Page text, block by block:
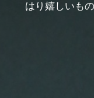
はり嬉しいも